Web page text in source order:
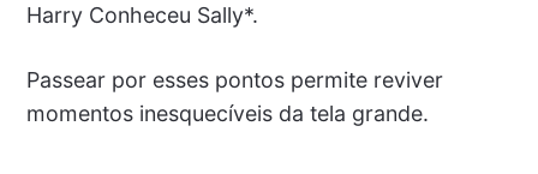
Harry Conheceu Sally*.
Passear por esses pontos permite reviver
momentos inesquecíveis da tela grande.